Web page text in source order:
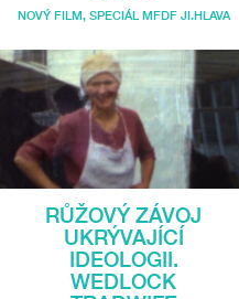
NOVÝ FILM, SPECIÁL MFDF JI.HLAVA
RŮŽOVÝ ZÁVOJ
UKRÝVAJÍCÍ
IDEOLOGII.
WEDLOCK